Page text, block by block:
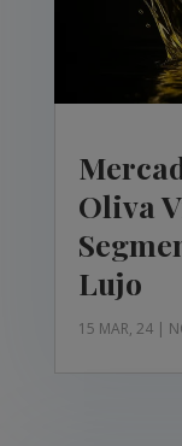
Oliva
Lujo
15 MAR, 24|